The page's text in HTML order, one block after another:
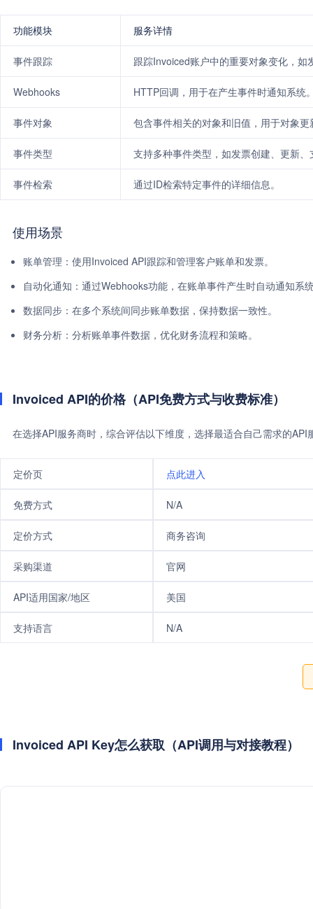
功能模块 服务详情
事件跟踪 跟踪Invoiced账户中的重要对象变化，如
Webhooks HTTP回调，用于在产生事件时通知系统
事件对象 包含事件相关的对象和旧值，用于对象更
事件类型 支持多种事件类型，如发票创建、更新、
事件检索 通过ID检索特定事件的详细信息。
使用场景
账单管理：使用Invoiced API跟踪和管理客户账单和发票。
自动化通知：通过Webhooks功能，在账单事件产生时自动通知系
数据同步：在多个系统间同步账单数据，保持数据一致性。
财务分析：分析账单事件数据，优化财务流程和策略。
Invoiced API的价格（API免费方式与收费标准）
在选择API服务商时，综合评估以下维度，选择最适合自己需求的
定价页 点此进入
免费方式 N/A
定价方式 商务咨询
采购渠道 官网
API适用国家/地区 美国
支持语言 N/A
Invoiced API Key怎么获取（API调用与对接教程）